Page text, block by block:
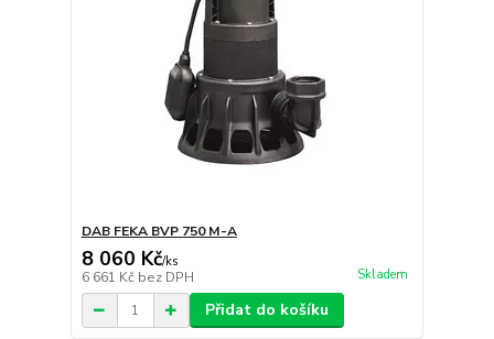
DAB FEKA BVP 750 M-A
8 060 Kč/ks
6 661 Kč bez DPH Skladem
Přidat do košíku